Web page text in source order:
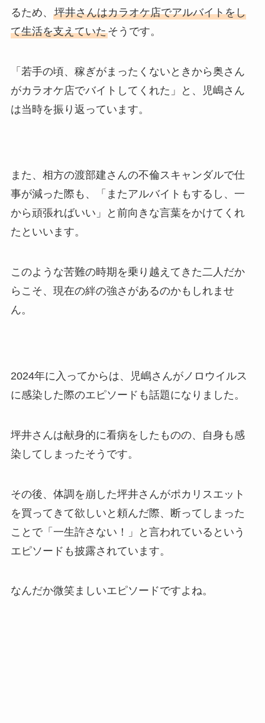
るため、 坪井さんはカラオケ店でアルバイトをし
て生活を支えていたそうです。
「若手の頃、稼ぎがまったくないときから奥さん
がカラオケ店でバイトしてくれた」と、児嶋さん
は当時を振り返っています。
また、相方の渡部建さんの不倫スキャンダルで仕
事が減った際も、「またアルバイトもするし、一
から頑張ればいい」と前向きな言葉をかけてくれ
たといいます。
このような苦難の時期を乗り越えてきた二人だか
らこそ、現在の絆の強さがあるのかもしれませ
ん。
2024年に入ってからは、児嶋さんがノロウイルス
に感染した際のエピソードも話題になりました。
坪井さんは献身的に看病をしたものの、自身も感
染してしまったそうです。
その後、体調を崩した坪井さんがポカリスエット
を買ってきて欲しいと頼んだ際、断ってしまった
ことで「一生許さない！」と言われているという
エピソードも披露されています。
なんだか微笑ましいエピソードですよね。